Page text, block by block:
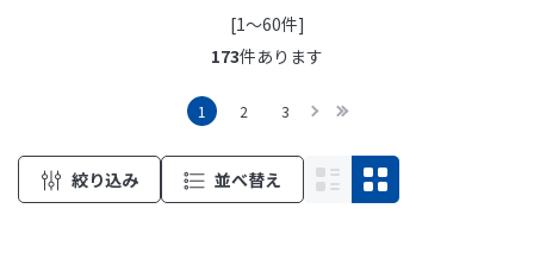
[1～60件]
173件あります
1 2 3
絞り込み 並べ替え